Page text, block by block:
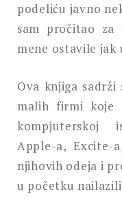
podeliću javno
sam pročitao
mene ostavile jak
Ova knjiga sadrži
malih firmi koje
kompjuterskoj
Apple-a, Excite-
njihovih odeja i
u početku